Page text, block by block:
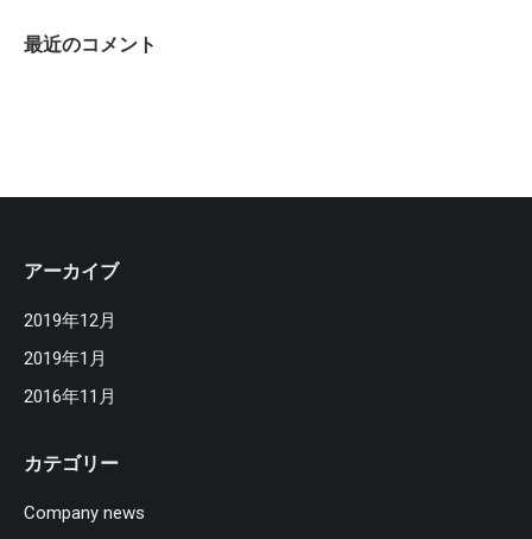
最近のコメント
アーカイブ
2019年12月
2019年1月
2016年11月
カテゴリー
Company news